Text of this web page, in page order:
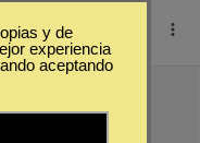
y de
experiencia
aceptando